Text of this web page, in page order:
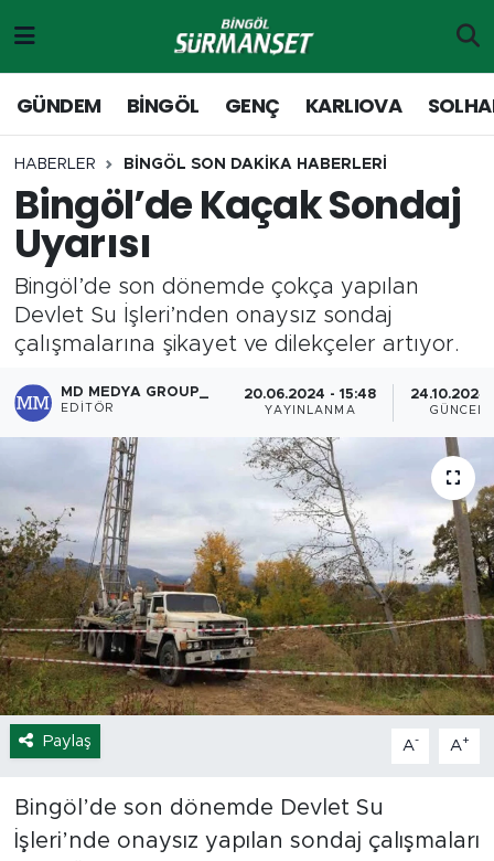
GÜNDEM BİNGÖL GENÇ KARLIOVA
HABERLER BİNGÖL SON DAKİKA HABERLERİ
Bingöl’de Kaçak Sondaj
Uyarısı
Bingöl’de son dönemde çokça yapılan
Devlet Su İşleri’nden onaysız sondaj
çalışmalarına şikayet ve dilekçeler artıyor.
MD MEDYA GROUP_
EDITÖR
20.06.2024 - 15:48
YAYINLANMA
24.10.2024
Paylaş A- A+
Bingöl’de son dönemde Devlet Su
İşleri’nde onaysız yapılan sondaj çalışmaları
Genç
Solhan
Karlıova
Adaklı-Kiğı
Siyaset
Spor
Yaşam
Sağlık
Eğitim
Ekonomi
Hava Durumu
Merkez Hava Durumu
Merkez Trafik Yoğunluk Haritası
Süper Lig Puan Durumu ve Fikstür
Tüm Manşetler